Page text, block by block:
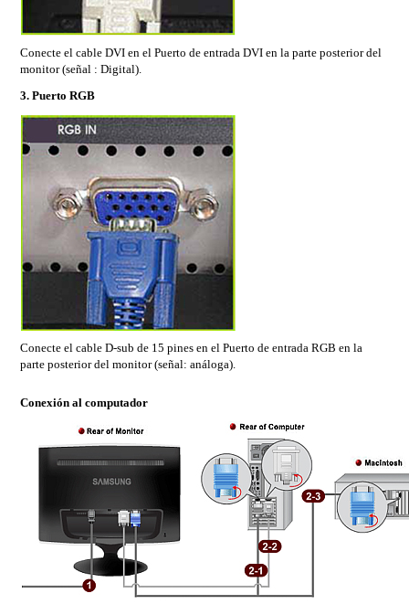
Conecte el cable DVI en el Puerto de entrada DVI en la parte posterior del
monitor (señal : Digital).
3. Puerto RGB
Conecte el cable D-sub de 15 pines en el Puerto de entrada RGB en la
parte posterior del monitor (señal: análoga).
Conexión al computador